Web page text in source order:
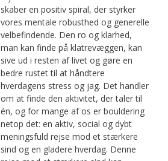
skaber en positiv spiral, der styrker
vores mentale robusthed og generelle
velbefindende. Den ro og klarhed,
man kan finde på klatrevæggen, kan
sive ud i resten af livet og gøre en
bedre rustet til at håndtere
hverdagens stress og jag. Det handler
om at finde den aktivitet, der taler til
én, og for mange af os er bouldering
netop det: en aktiv, social og dybt
meningsfuld rejse mod et stærkere
sind og en gladere hverdag. Denne